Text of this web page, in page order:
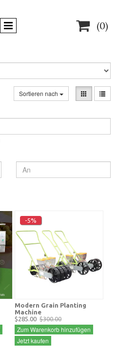
 (0)
Sortieren nach
-5%
Modern Grain Planting
Machine
$285.00 $300.00
Zum Warenkorb hinzufügen
Jetzt kaufen